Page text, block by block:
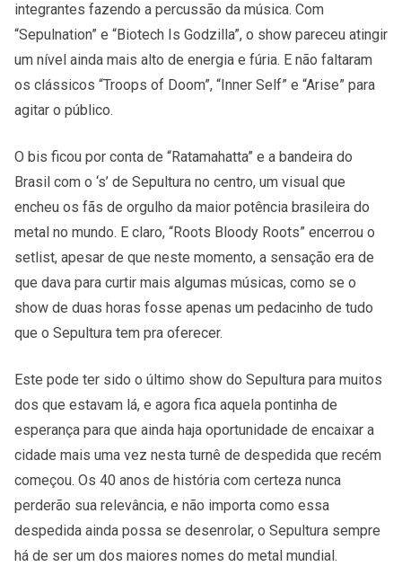
integrantes fazendo a percussão da música. Com
“Sepulnation” e “Biotech Is Godzilla”, o show pareceu atingir
um nível ainda mais alto de energia e fúria. E não faltaram
os clássicos “Troops of Doom”, “Inner Self” e “Arise” para
agitar o público.
O bis ficou por conta de “Ratamahatta” e a bandeira do
Brasil com o ‘s’ de Sepultura no centro, um visual que
encheu os fãs de orgulho da maior potência brasileira do
metal no mundo. E claro, “Roots Bloody Roots” encerrou o
setlist, apesar de que neste momento, a sensação era de
que dava para curtir mais algumas músicas, como se o
show de duas horas fosse apenas um pedacinho de tudo
que o Sepultura tem pra oferecer.
Este pode ter sido o último show do Sepultura para muitos
dos que estavam lá, e agora fica aquela pontinha de
esperança para que ainda haja oportunidade de encaixar a
cidade mais uma vez nesta turnê de despedida que recém
começou. Os 40 anos de história com certeza nunca
perderão sua relevância, e não importa como essa
despedida ainda possa se desenrolar, o Sepultura sempre
há de ser um dos maiores nomes do metal mundial.